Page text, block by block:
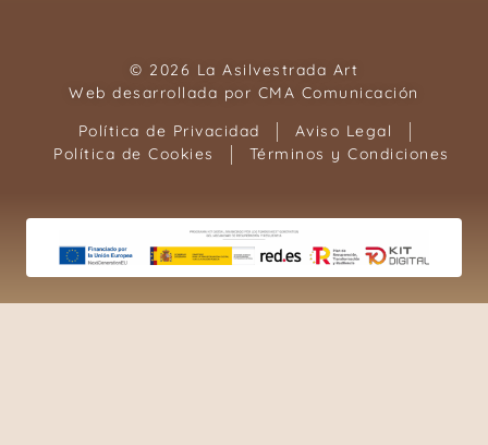
© 2026 La Asilvestrada Art
Web desarrollada por CMA Comunicación
Política de Privacidad
Aviso Legal
Política de Cookies
Términos y Condiciones